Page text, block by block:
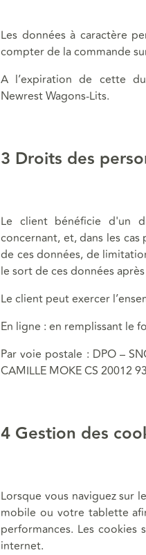
Les données à caractère
compter de la commande
A l’expiration de cette
Newrest Wagons-Lits.
3 Droits des
Le client bénéficie d'un
concernant, et, dans les
de ces données, de
le sort de ces données
Le client peut exercer
En ligne : en remplissant le
Par voie postale : DPO –
CAMILLE MOKE CS 20012
4 Gestion des
Lorsque vous naviguez sur
mobile ou votre tablette
performances. Les
internet.